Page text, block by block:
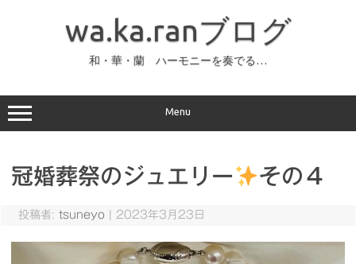
ッ
プ
wa.ka.ranブログ
和・華・蘭 ハーモニーを奏でる…
Menu
冠婚葬祭のジュエリー その４
投稿者: tsuneyo 2023年3月23日